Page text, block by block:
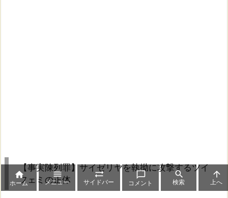
【事実陳列罪】サイゼリヤを執拗に攻撃するツイ
フェミの正体

ホーム

メニュー

サイドバー

コメント

検索

上へ